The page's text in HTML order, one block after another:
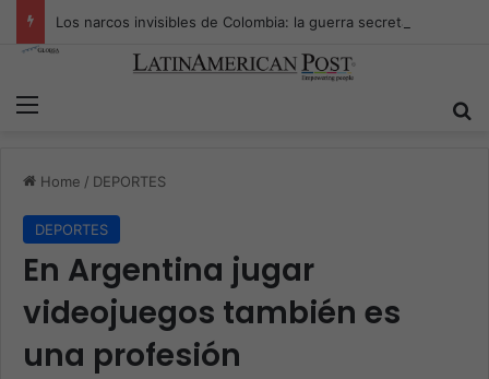
Home / DEPORTES
DEPORTES
En Argentina jugar
videojuegos también es
una profesión